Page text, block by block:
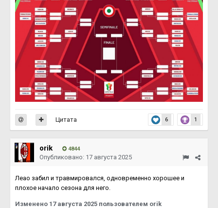
6 1
Цитата
orik 4844
Опубликовано: 17 августа 2025
Леао забил и травмировался, одновременно хорошее и
плохое начало сезона для него.
Изменено 17 августа 2025 пользователем orik